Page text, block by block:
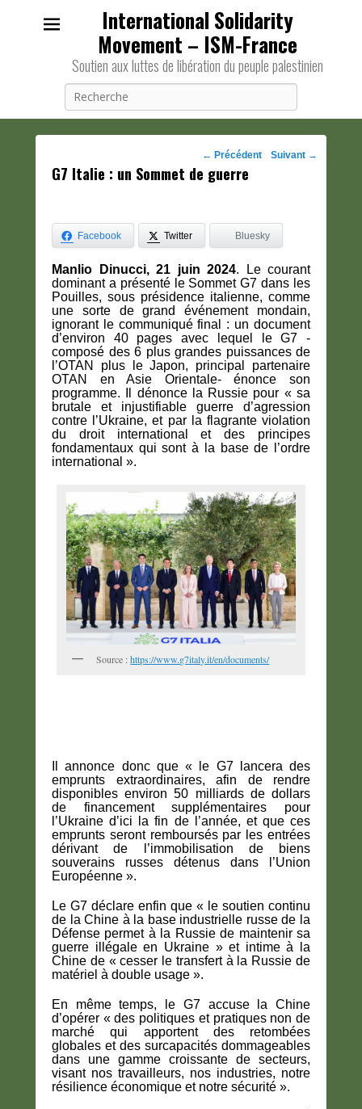
International Solidarity
Movement – ISM-France
Soutien aux luttes de libération du peuple palestinien
Navigation
des
← Précédent Suivant →
G7 Italie : un Sommet de guerre
Facebook Twitter Bluesky
Manlio Dinucci, 21 juin 2024. Le courant
dominant a présenté le Sommet G7 dans les
Pouilles, sous présidence italienne, comme
une sorte de grand événement mondain,
ignorant le communiqué final : un document
d’environ 40 pages avec lequel le G7 -
composé des 6 plus grandes puissances de
l’OTAN plus le Japon, principal partenaire
OTAN en Asie Orientale- énonce son
programme. Il dénonce la Russie pour « sa
brutale et injustifiable guerre d’agression
contre l’Ukraine, et par la flagrante violation
du droit international et des principes
fondamentaux qui sont à la base de l’ordre
international ».
Source :https://www.g7italy.it/en/documents/
Il annonce donc que « le G7 lancera des
emprunts extraordinaires, afin de rendre
disponibles environ 50 milliards de dollars
de financement supplémentaires pour
l’Ukraine d’ici la fin de l’année, et que ces
emprunts seront remboursés par les entrées
dérivant de l’immobilisation de biens
souverains russes détenus dans l’Union
Européenne ».
Le G7 déclare enfin que « le soutien continu
de la Chine à la base industrielle russe de la
Défense permet à la Russie de maintenir sa
guerre illégale en Ukraine » et intime à la
Chine de « cesser le transfert à la Russie de
matériel à double usage ».
En même temps, le G7 accuse la Chine
d’opérer « des politiques et pratiques non de
marché qui apportent des retombées
globales et des surcapacités dommageables
dans une gamme croissante de secteurs,
visant nos travailleurs, nos industries, notre
résilience économique et notre sécurité ».